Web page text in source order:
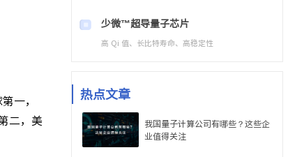
一，
二，美
少微™超导量子芯片
高 Qi 值、长比特寿命、高稳定性
热点文章
我国量子计算公司有哪些？这些企
业值得关注